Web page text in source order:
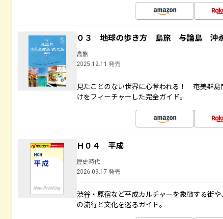
０３ 地球の歩き方 島旅 与論島 沖
島旅
2025.12.11 発売
見たことのない世界に心奪われる！ 奄美群
けをフィーチャーした完全ガイド。
Ｈ０４ 平成
歴史時代
2026.09.17 発売
渋谷・原宿など平成カルチャーを象徴する街
の流行と文化を巡るガイド。